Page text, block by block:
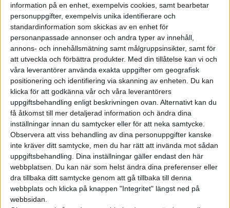
information på en enhet, exempelvis cookies, samt bearbetar
personuppgifter, exempelvis unika identifierare och
standardinformation som skickas av en enhet för
personanpassade annonser och andra typer av innehåll,
annons- och innehållsmätning samt målgruppsinsikter, samt för
att utveckla och förbättra produkter. Med din tillåtelse kan vi och
våra leverantörer använda exakta uppgifter om geografisk
positionering och identifiering via skanning av enheten. Du kan
klicka för att godkänna vår och våra leverantörers
uppgiftsbehandling enligt beskrivningen ovan. Alternativt kan du
få åtkomst till mer detaljerad information och ändra dina
inställningar innan du samtycker eller för att neka samtycke.
Observera att viss behandling av dina personuppgifter kanske
inte kräver ditt samtycke, men du har rätt att invända mot sådan
uppgiftsbehandling. Dina inställningar gäller endast den här
webbplatsen. Du kan när som helst ändra dina preferenser eller
dra tillbaka ditt samtycke genom att gå tillbaka till denna
webbplats och klicka på knappen "Integritet" längst ned på
webbsidan.
När GAC tmeddelade sitt banbrytande framsteget talade
företaget om ”6C”, alltså att batteriet kan laddas med en
kapacitet som är sex gånger batteriets.
Nyligen visade GAC upp en uppdaterad version av sin crossover-
modell Aion V som då fått just tilläggsnamnet 6C. Den ska vara
utrustad med ett sådant batteri med grafen-baserad
teknologi. Vid demonstrationen laddade batteriet 35,1 kWh på
fyra minuter och när det nått 80 procent låg hastigheten på
481 kW.
För den typen av laddning krävs naturligtvis också laddare med
hög effekt. GAC har sagt att de ska bygga 100
supersnabbladdare i Kina redan i år.
Aion V 6C ska lanseras i Kina i september och ska ha en räckvidd
på upp till 100 mil enligt den kinesiska körcykeln. Tillsammans